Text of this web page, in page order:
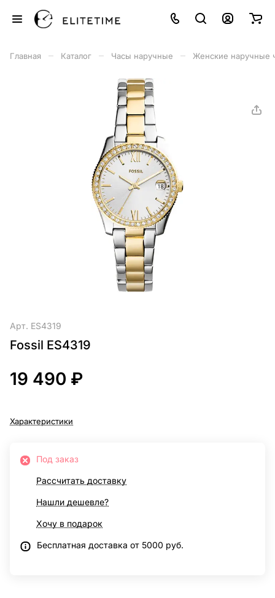
Главная Каталог Часы наручные Женские наручные
Арт. ES4319
Fossil ES4319
19 490 ₽
Характеристики
Под заказ
Рассчитать доставку
Нашли дешевле?
Хочу в подарок
Бесплатная доставка от 5000 руб.